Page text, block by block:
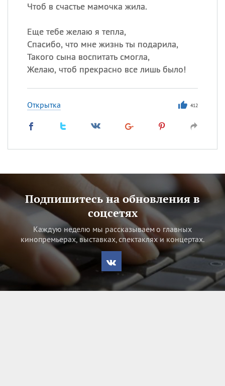
Чтоб в счастье мамочка жила.
Еще тебе желаю я тепла,
Спасибо, что мне жизнь ты подарила,
Такого сына воспитать смогла,
Желаю, чтоб прекрасно все лишь было!
Открытка 412
Подпишитесь на обновления в
соцсетях
Каждую неделю мы рассказываем о главных
кинопремьерах, выставках, спектаклях и концертах.